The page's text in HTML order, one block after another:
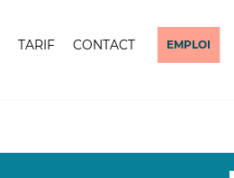
TARIF CONTACT EMPLOI